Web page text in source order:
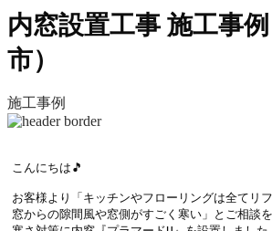
内窓設置工事 施工事
市）
施工事例
こんにちは🎵
お客様より「キッチンやフローリングは全てリ
窓からの隙間風や窓側がすごく寒い」とご相談を